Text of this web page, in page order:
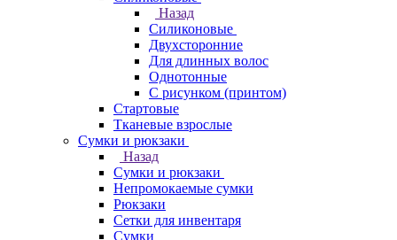
Назад
Силиконовые
Двухсторонние
Для длинных волос
Однотонные
С рисунком (принтом)
Стартовые
Тканевые взрослые
Сумки и рюкзаки
Назад
Сумки и рюкзаки
Непромокаемые сумки
Рюкзаки
Сетки для инвентаря
Сумки